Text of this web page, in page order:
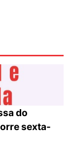
do
sexta-